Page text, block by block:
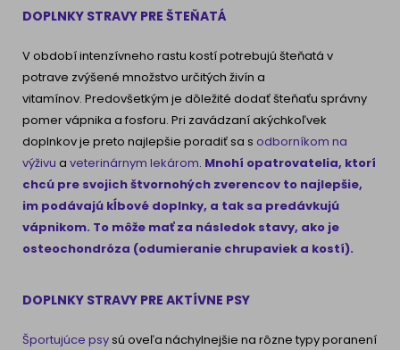
DOPLNKY STRAVY PRE ŠTEŇATÁ
V období intenzívneho rastu kostí potrebujú šteňatá v
potrave zvýšené množstvo určitých živín a
vitamínov. Predovšetkým je dôležité dodať šteňaťu správny
pomer vápnika a fosforu. Pri zavádzaní akýchkoľvek
doplnkov je preto najlepšie poradiť sa s odborníkom na
výživu a veterinárnym lekárom. Mnohí opatrovatelia, ktorí
chcú pre svojich štvornohých zverencov to najlepšie,
im podávajú kĺbové doplnky, a tak sa predávkujú
vápnikom. To môže mať za následok stavy, ako je
osteochondróza (odumieranie chrupaviek a kostí).
DOPLNKY STRAVY PRE AKTÍVNE PSY
Športujúce psysú oveľa náchylnejšie na rôzne typy poranení